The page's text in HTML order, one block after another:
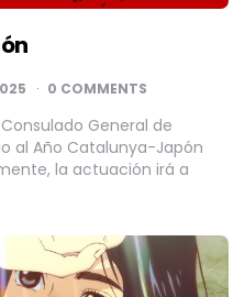
0 COMMENTS
General de
al Año Catalunya-Japón
la actuación irá a